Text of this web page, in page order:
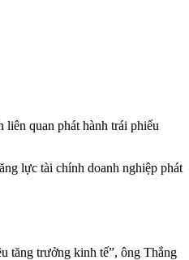
quan phát hành trái phiếu
lực tài chính doanh nghiệp phát
tăng trưởng kinh tế”, ông Thắng